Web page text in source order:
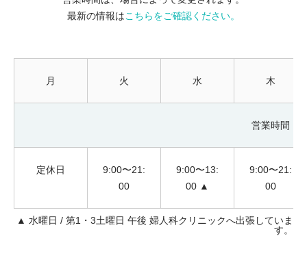
最新の情報はこちらをご確認ください。
月 火 水 木
営業時間
定休日
9:00〜21:
00
9:00〜13:
00 ▲
9:00〜21:
00
▲ 水曜日 / 第1・3土曜日 午後 婦人科クリニックへ出張していま
す。